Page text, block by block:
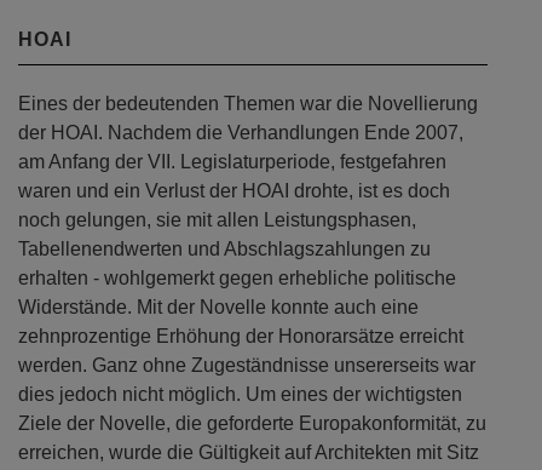
HOAI
Eines der bedeutenden Themen war die Novellierung
der HOAI. Nachdem die Verhandlungen Ende 2007,
am Anfang der VII. Legislaturperiode, festgefahren
waren und ein Verlust der HOAI drohte, ist es doch
noch gelungen, sie mit allen Leistungsphasen,
Tabellenendwerten und Abschlagszahlungen zu
erhalten - wohlgemerkt gegen erhebliche politische
Widerstände. Mit der Novelle konnte auch eine
zehnprozentige Erhöhung der Honorarsätze erreicht
werden. Ganz ohne Zugeständnisse unsererseits war
dies jedoch nicht möglich. Um eines der wichtigsten
Ziele der Novelle, die geforderte Europakonformität, zu
erreichen, wurde die Gültigkeit auf Architekten mit Sitz